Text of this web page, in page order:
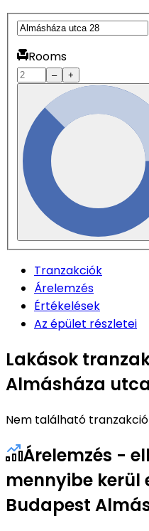
Rooms
– +
Tranzakciók
Árelemzés
Értékelések
Az épület részletei
Lakások
Almásháza
Nem található
Árelemzés -
mennyibe kerül
Budapest